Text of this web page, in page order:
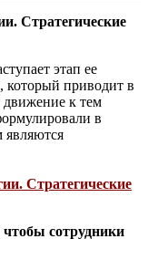
Стратегические
этап ее
который приводит в
движение к тем
в
являются
Стратегические
чтобы сотрудники